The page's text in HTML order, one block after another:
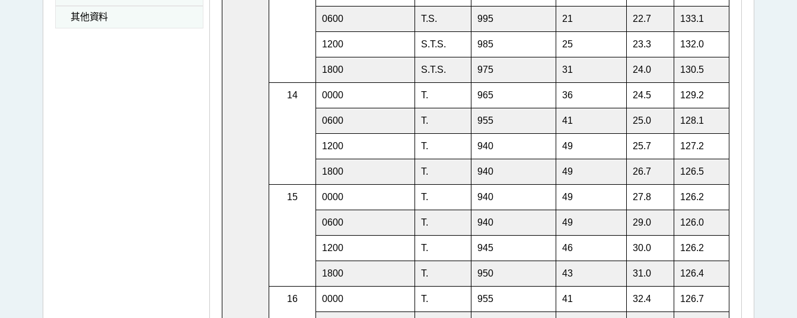
其他資料 0600 T.S. 995 21 22.7 133.1
1200 S.T.S. 985 25 23.3 132.0
1800 S.T.S. 975 31 24.0 130.5
14 0000 T. 965 36 24.5 129.2
0600 T. 955 41 25.0 128.1
1200 T. 940 49 25.7 127.2
1800 T. 940 49 26.7 126.5
15 0000 T. 940 49 27.8 126.2
0600 T. 940 49 29.0 126.0
1200 T. 945 46 30.0 126.2
1800 T. 950 43 31.0 126.4
16 0000 T. 955 41 32.4 126.7